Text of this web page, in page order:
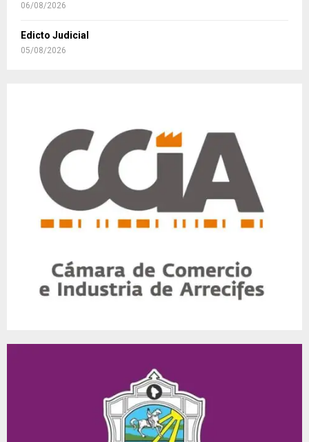
06/08/2026
Edicto Judicial
05/08/2026